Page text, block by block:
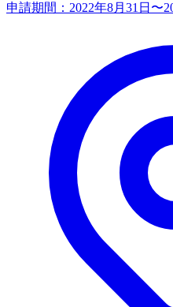
申請期間： 2022年8月31日〜